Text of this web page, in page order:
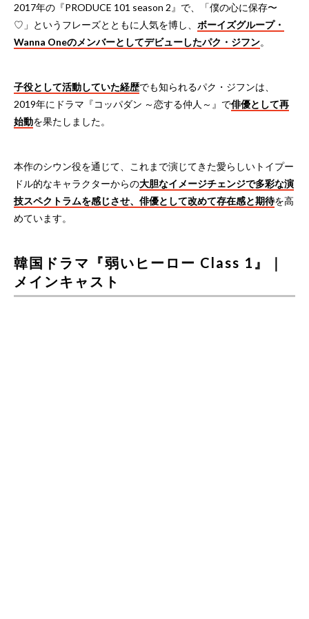
2017年の『PRODUCE 101 season 2』で、「僕の心に保存〜
♡」というフレーズとともに人気を博し、 ボーイズグループ・
Wanna Oneのメンバーとしてデビューしたパク・ジフン。
子役として活動していた経歴でも知られるパク・ジフンは、
2019年にドラマ『コッパダン ～恋する仲人～』で俳優として再
始動を果たしました。
本作のシウン役を通じて、これまで演じてきた愛らしいトイプー
ドル的なキャラクターからの大胆なイメージチェンジで多彩な演
技スペクトラムを感じさせ、俳優として改めて存在感と期待を高
めています。
韓国ドラマ『弱いヒーロー Class 1』｜
メインキャスト